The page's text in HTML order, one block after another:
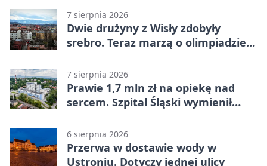
7 sierpnia 2026
Dwie drużyny z Wisły zdobyły
srebro. Teraz marzą o olimpiadzie
7 sierpnia 2026
Prawie 1,7 mln zł na opiekę nad
sercem. Szpital Śląski wymienił
6 sierpnia 2026
Przerwa w dostawie wody w
Ustroniu. Dotyczy jednej ulicy